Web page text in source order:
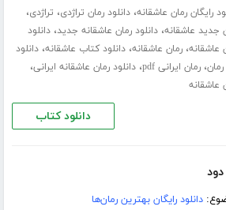
رایگان رمان عاشقانه،دانلود رمان تراژدی، تراژدی،
جدید عاشقانه،دانلود رمان عاشقانه جدید،دانلود
عاشقانه،رمان عاشقانه،دانلود کتاب عاشقانه،دانلود
،رمان ایرانی pdf ،دانلود رمان عاشقانه ایرانی،
عاشقانه
دانلود کتاب
دانلود رایگان بهترین رمان‌ها